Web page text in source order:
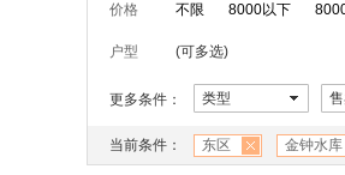
价格 不限 8000以下
户型 (可多选)
更多条件： 类型
当前条件： 东区 金钟水库